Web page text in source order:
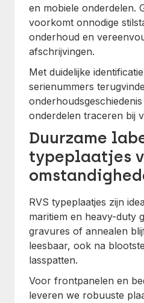
en mobiele onderdelen.
voorkomt onnodige
onderhoud en
afschrijvingen.
Met duidelijke
serienummers
onderdelen traceren bij
Duurzame
typeplaatjes
RVS typeplaatjes zijn
maritiem en heavy-duty
gravures of annealen
leesbaar, ook na
lasspatten.
Voor frontpanelen en
leveren we robuuste